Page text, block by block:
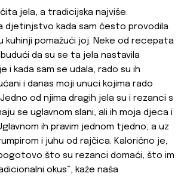
jela, a tradicijska najviše.
djetinjstvo kada sam često provodila
kuhinji pomažući joj. Neke od recepata
da su se ta jela nastavila
i kada sam se udala, rado su ih
i danas moji unuci kojima rado
od njima dragih jela su i rezanci s
se uglavnom slani, ali ih moja djeca i
ih pravim jednom tjedno, a uz
i juhu od rajčica. Kalorično je,
što su rezanci domaći, što im
okus“, kaže naša